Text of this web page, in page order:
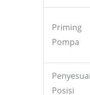
Priming
Pompa
Posisi